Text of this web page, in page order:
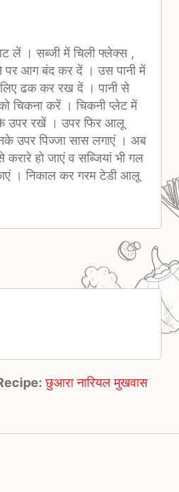
लें । सब्जी में चिली फ्लेक्स ,
पर आग बंद कर दें । उस पानी में
ढक कर रख दें । पानी से
चिकना करें । चिकनी प्लेट में
उपर रखें । उपर फिर आलू
उपर पिज्जा सास लगाएं । अब
हो जाएं व सब्जियां भी गल
। निकाल कर गरम टेडी आलू
छुआरा नारियल मुखवास